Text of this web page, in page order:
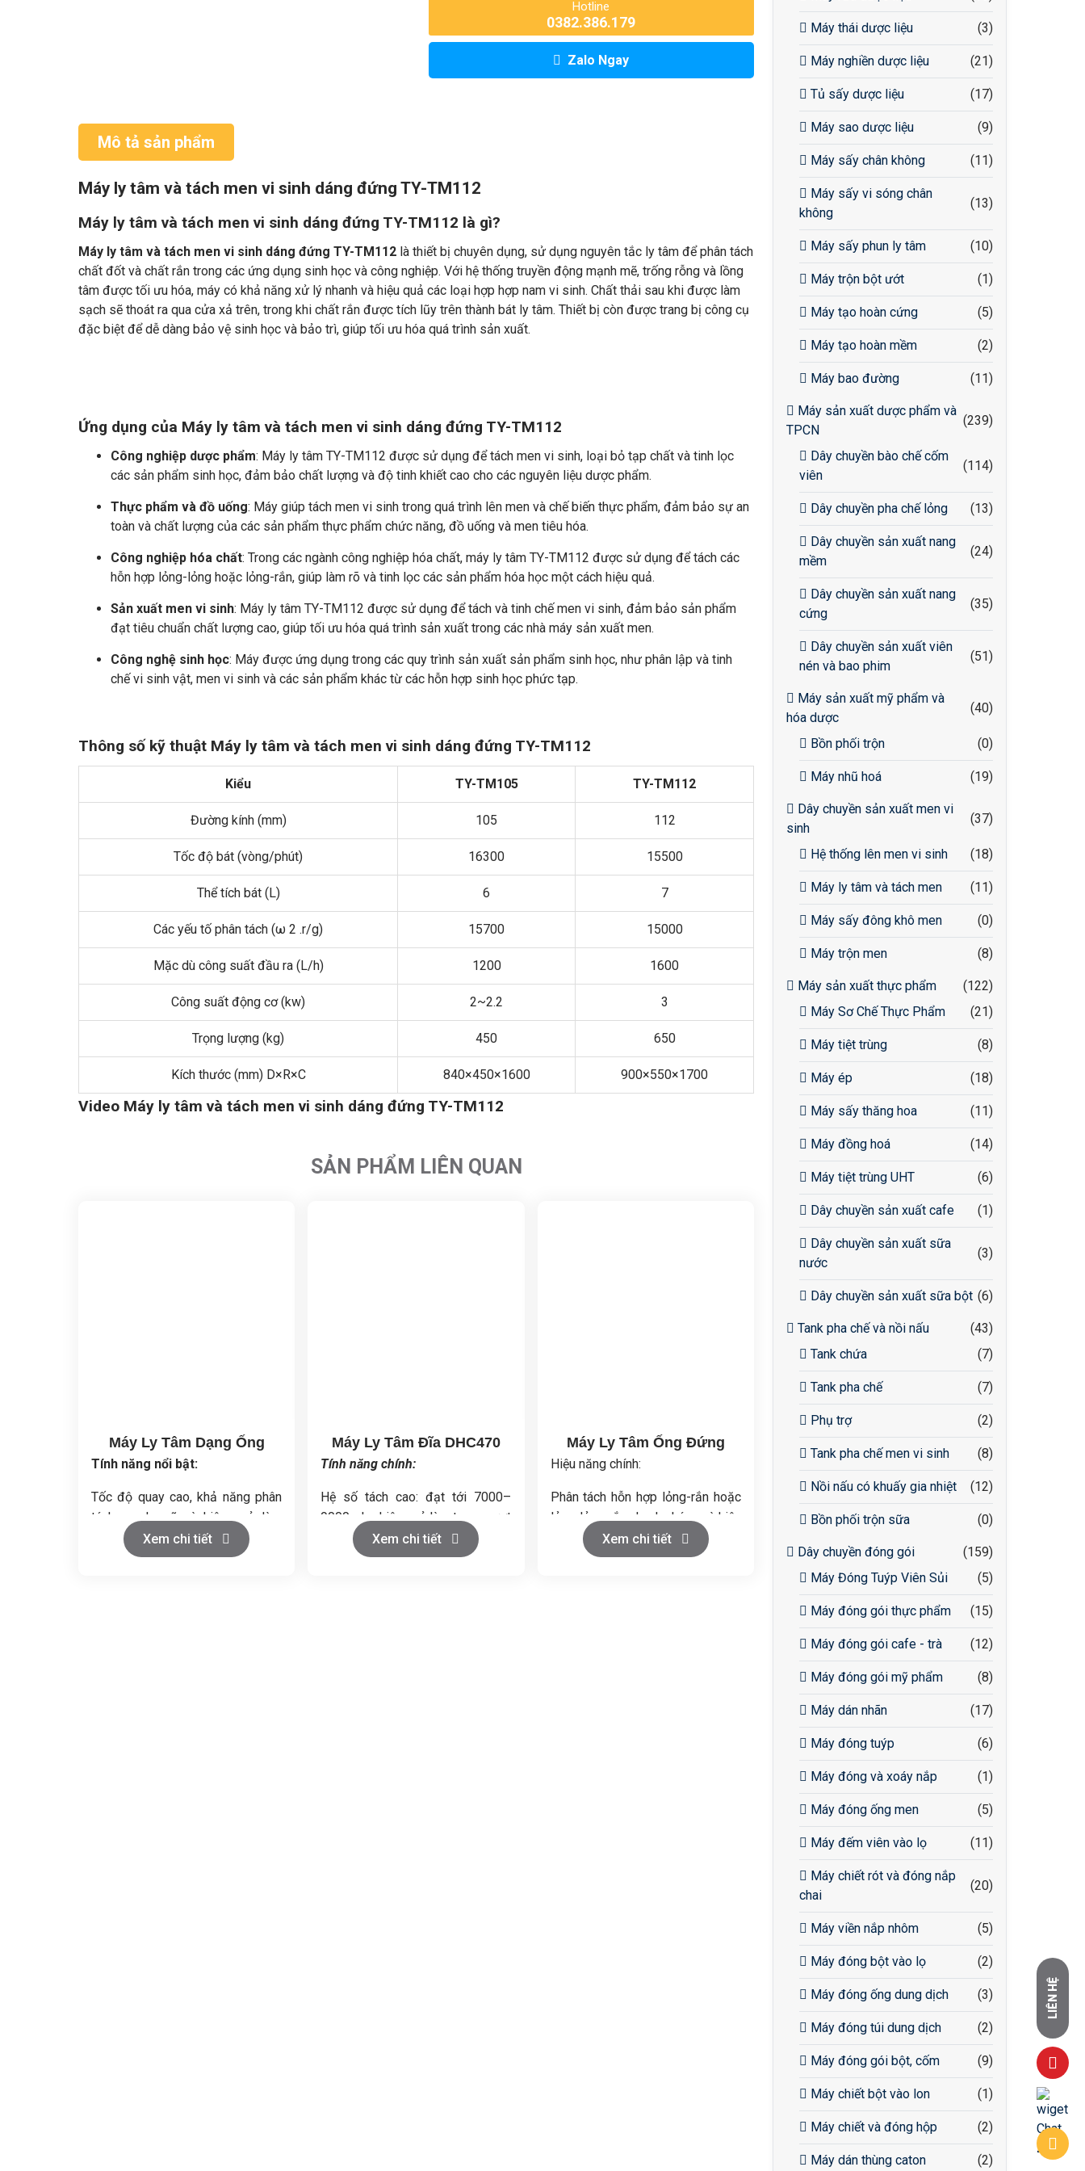
Hotline
0382.386.179
Zalo Ngay
Mô tả sản phẩm
Máy ly tâm và tách men vi sinh dáng đứng TY-TM112
Máy ly tâm và tách men vi sinh dáng đứng TY-TM112 là gì?
Máy ly tâm và tách men vi sinh dáng đứng TY-TM112 là thiết bị chuyên dụng, sử dụng nguyên tắc ly tâm để phân tách
chất đốt và chất rắn trong các ứng dụng sinh học và công nghiệp. Với hệ thống truyền động mạnh mẽ, trống rỗng và lồng
tâm được tối ưu hóa, máy có khả năng xử lý nhanh và hiệu quả các loại hợp hợp nam vi sinh. Chất thải sau khi được làm
sạch sẽ thoát ra qua cửa xả trên, trong khi chất rắn được tích lũy trên thành bát ly tâm. Thiết bị còn được trang bị công cụ
đặc biệt để dễ dàng bảo vệ sinh học và bảo trì, giúp tối ưu hóa quá trình sản xuất.
Ứng dụng của Máy ly tâm và tách men vi sinh dáng đứng TY-TM112
Công nghiệp dược phẩm: Máy ly tâm TY-TM112 được sử dụng để tách men vi sinh, loại bỏ tạp chất và tinh lọc
các sản phẩm sinh học, đảm bảo chất lượng và độ tinh khiết cao cho các nguyên liệu dược phẩm.
Thực phẩm và đồ uống: Máy giúp tách men vi sinh trong quá trình lên men và chế biến thực phẩm, đảm bảo sự an
toàn và chất lượng của các sản phẩm thực phẩm chức năng, đồ uống và men tiêu hóa.
Công nghiệp hóa chất: Trong các ngành công nghiệp hóa chất, máy ly tâm TY-TM112 được sử dụng để tách các
hỗn hợp lỏng-lỏng hoặc lỏng-rắn, giúp làm rõ và tinh lọc các sản phẩm hóa học một cách hiệu quả.
Sản xuất men vi sinh: Máy ly tâm TY-TM112 được sử dụng để tách và tinh chế men vi sinh, đảm bảo sản phẩm
đạt tiêu chuẩn chất lượng cao, giúp tối ưu hóa quá trình sản xuất trong các nhà máy sản xuất men.
Công nghệ sinh học: Máy được ứng dụng trong các quy trình sản xuất sản phẩm sinh học, như phân lập và tinh
chế vi sinh vật, men vi sinh và các sản phẩm khác từ các hỗn hợp sinh học phức tạp.
Thông số kỹ thuật Máy ly tâm và tách men vi sinh dáng đứng TY-TM112
Kiểu TY-TM105 TY-TM112
Đường kính (mm) 105 112
Tốc độ bát (vòng/phút) 16300 15500
Thể tích bát (L) 6 7
Các yếu tố phân tách (ω 2 .r/g) 15700 15000
Mặc dù công suất đầu ra (L/h) 1200 1600
Công suất động cơ (kw) 2~2.2 3
Trọng lượng (kg) 450 650
Kích thước (mm) D×R×C 840×450×1600 900×550×1700
Video Máy ly tâm và tách men vi sinh dáng đứng TY-TM112
SẢN PHẨM LIÊN QUAN
Máy Ly Tâm Dạng Ống
Tính năng nổi bật:
Tốc độ quay cao, khả năng phân
tách mạnh mẽ và hiệu quả làm
sạch vượt trội
Thiết kế nhỏ gọn, vận hành ổn
Xem chi tiết
Máy Ly Tâm Đĩa DHC470
Tính năng chính:
Hệ số tách cao: đạt tới 7000–
9000, cho hiệu quả làm trong vượt
Công suất xử lý linh hoạt: từ 0,5
Xem chi tiết
Máy Ly Tâm Ống Đứng
Hiệu năng chính:
Phân tách hỗn hợp lỏng-rắn hoặc
lỏng-lỏng-rắn nhanh chóng và hiệu
Chất lỏng sạch được xả qua cửa
Xem chi tiết
Máy thái dược liệu (3)
Máy nghiền dược liệu (21)
Tủ sấy dược liệu (17)
Máy sao dược liệu (9)
Máy sấy chân không (11)
Máy sấy vi sóng chân
không
(13)
Máy sấy phun ly tâm (10)
Máy trộn bột ướt (1)
Máy tạo hoàn cứng (5)
Máy tạo hoàn mềm (2)
Máy bao đường (11)
Máy sản xuất dược phẩm và
TPCN
(239)
Dây chuyền bào chế cốm
viên
(114)
Dây chuyền pha chế lỏng (13)
Dây chuyền sản xuất nang
mềm
(24)
Dây chuyền sản xuất nang
cứng
(35)
Dây chuyền sản xuất viên
nén và bao phim
(51)
Máy sản xuất mỹ phẩm và
hóa dược
(40)
Bồn phối trộn (0)
Máy nhũ hoá (19)
Dây chuyền sản xuất men vi
sinh
(37)
Hệ thống lên men vi sinh (18)
Máy ly tâm và tách men (11)
Máy sấy đông khô men (0)
Máy trộn men (8)
Máy sản xuất thực phẩm
(122)
Máy Sơ Chế Thực Phẩm
(21)
Máy tiệt trùng (8)
Máy ép (18)
Máy sấy thăng hoa (11)
Máy đồng hoá (14)
Máy tiệt trùng UHT (6)
Dây chuyền sản xuất cafe (1)
Dây chuyền sản xuất sữa
nước
(3)
Dây chuyền sản xuất sữa bột (6)
Tank pha chế và nồi nấu
(43)
Tank chứa
(7)
Tank pha chế (7)
Phụ trợ (2)
Tank pha chế men vi sinh (8)
Nồi nấu có khuấy gia nhiệt (12)
Bồn phối trộn sữa (0)
Dây chuyền đóng gói
(159)
Máy Đóng Tuýp Viên Sủi
(5)
Máy đóng gói thực phẩm (15)
Máy đóng gói cafe - trà (12)
Máy đóng gói mỹ phẩm (8)
Máy dán nhãn (17)
Máy đóng tuýp (6)
Máy đóng và xoáy nắp (1)
Máy đóng ống men (5)
Máy đếm viên vào lọ (11)
Máy chiết rót và đóng nắp
chai
(20)
Máy viền nắp nhôm (5)
Máy đóng bột vào lọ (2)
Máy đóng ống dung dịch (3)
Máy đóng túi dung dịch (2)
Máy đóng gói bột, cốm (9)
Máy chiết bột vào lon (1)
Máy chiết và đóng hộp (2)
Máy dán thùng caton (2)
LIÊN HỆ